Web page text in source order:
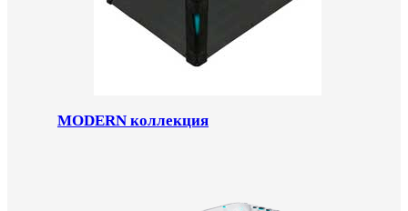
MODERN коллекция